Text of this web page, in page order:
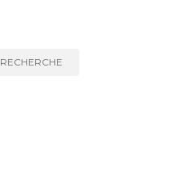
RECHERCHE